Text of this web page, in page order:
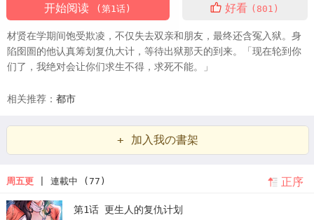
开始阅读 (第1话) 好看 (801)
材贤在学期间饱受欺凌，不仅失去双亲和朋友，最终还含冤入狱。身
陷囹圄的他认真筹划复仇大计，等待出狱那天的到来。「现在轮到你
们了，我绝对会让你们求生不得，求死不能。」
相关推荐： 都市
+ 加入我の書架
周五更| 連載中 (77) 正序
第1话 更生人的复仇计划